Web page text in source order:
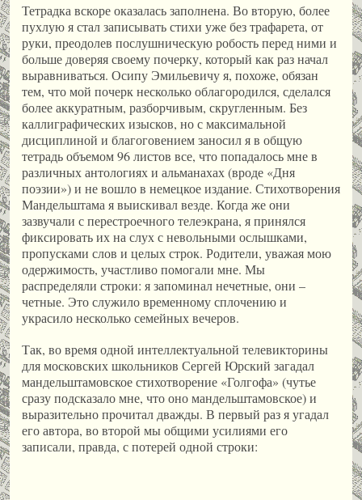
Тетрадка вскоре оказалась заполнена. Во вторую, более
пухлую я стал записывать стихи уже без трафарета, от
руки, преодолев послушническую робость перед ними и
больше доверяя своему почерку, который как раз начал
выравниваться. Осипу Эмильевичу я, похоже, обязан
тем, что мой почерк несколько облагородился, сделался
более аккуратным, разборчивым, скругленным. Без
каллиграфических изысков, но с максимальной
дисциплиной и благоговением заносил я в общую
тетрадь объемом 96 листов все, что попадалось мне в
различных антологиях и альманахах (вроде «Дня
поэзии») и не вошло в немецкое издание. Стихотворения
Мандельштама я выискивал везде. Когда же они
зазвучали с перестроечного телеэкрана, я принялся
фиксировать их на слух с невольными ослышками,
пропусками слов и целых строк. Родители, уважая мою
одержимость, участливо помогали мне. Мы
распределяли строки: я запоминал нечетные, они –
четные. Это служило временному сплочению и
украсило несколько семейных вечеров.
Так, во время одной интеллектуальной телевикторины
для московских школьников Сергей Юрский загадал
мандельштамовское стихотворение «Голгофа» (чутье
сразу подсказало мне, что оно мандельштамовское) и
выразительно прочитал дважды. В первый раз я угадал
его автора, во второй мы общими усилиями его
записали, правда, с потерей одной строки: